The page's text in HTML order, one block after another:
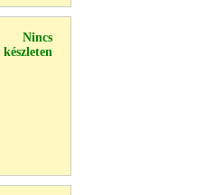
Nincs
készleten